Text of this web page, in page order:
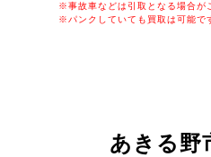
※事故車などは引取となる場合が
※パンクしていても買取は可能で
あきる野